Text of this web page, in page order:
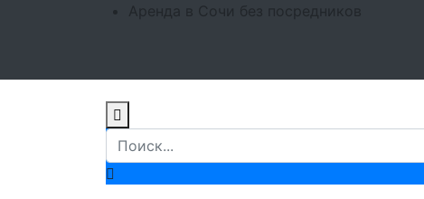
Аренда в Сочи без посредников